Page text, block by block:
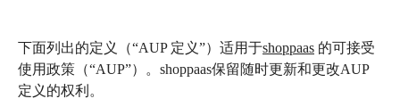
合作伙伴
帮助中心
下面列出的定义（“AUP 定义”）适用于shoppaas 的可接受
使用政策（“AUP”）。shoppaas保留随时更新和更改AUP
定义的权利。